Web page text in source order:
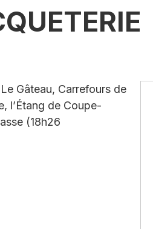
Gâteau, Carrefours de
l’Étang de Coupe-
(18h26